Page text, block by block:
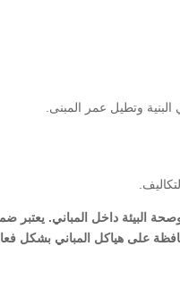
وتطيل عمر المبنى.
البيئة داخل المباني. يعتبر
على هياكل المباني بشكل